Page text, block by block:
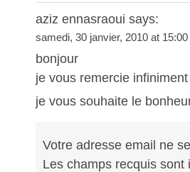
aziz ennasraoui says:
samedi, 30 janvier, 2010 at 15:00
bonjour
je vous remercie
je vous souhaite le
Votre adresse email ne
Les champs recquis